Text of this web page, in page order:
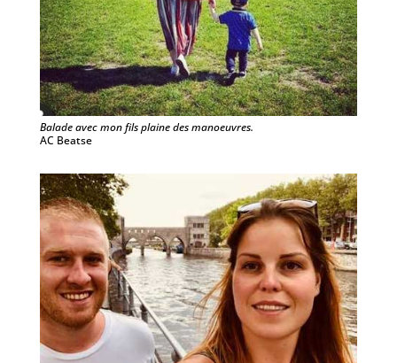
Balade avec mon fils plaine des manoeuvres.
AC Beatse